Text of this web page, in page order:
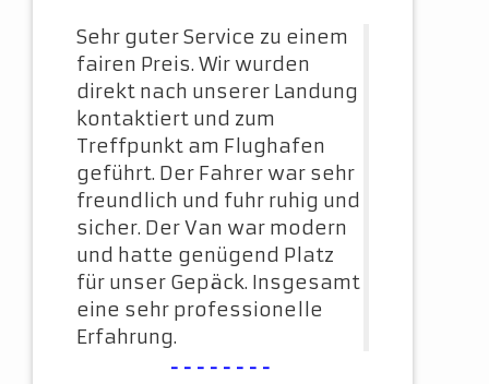
Sehr guter Service zu einem
fairen Preis. Wir wurden
direkt nach unserer Landung
kontaktiert und zum
Treffpunkt am Flughafen
geführt. Der Fahrer war sehr
freundlich und fuhr ruhig und
sicher. Der Van war modern
und hatte genügend Platz
für unser Gepäck. Insgesamt
eine sehr professionelle
Erfahrung.
--------